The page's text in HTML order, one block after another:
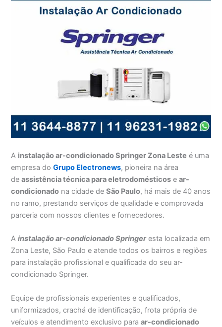
A instalação ar-condicionado Springer Zona Leste é uma
empresa doGrupo Electronews, pioneira na área
deassistência técnica para eletrodomésticos ear-
condicionado na cidade deSão Paulo, há mais de 40 anos
no ramo, prestando serviços de qualidade e comprovada
parceria com nossos clientes e fornecedores.
Ainstalação ar-condicionado Springeresta localizada em
Zona Leste, São Paulo e atende todos os bairros e regiões
para instalação profissional e qualificada do seu ar-
condicionado Springer.
Equipe de profissionais experientes e qualificados,
uniformizados, crachá de identificação, frota própria de
veículos e atendimento exclusivo paraar-condicionado